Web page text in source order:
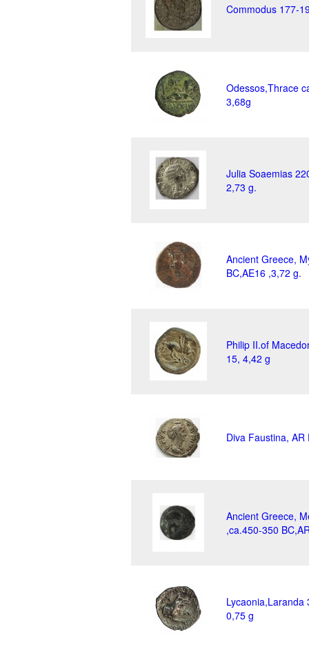
Commodus 177-
Odessos,Thrace
3,68g
Julia Soaemias
2,73 g.
Ancient Greece,
BC,AE16 ,3,72 g.
Philip II.of
15, 4,42 g
Diva Faustina,
Ancient Greece,
,ca.450-350
Lycaonia,Laranda
0,75 g